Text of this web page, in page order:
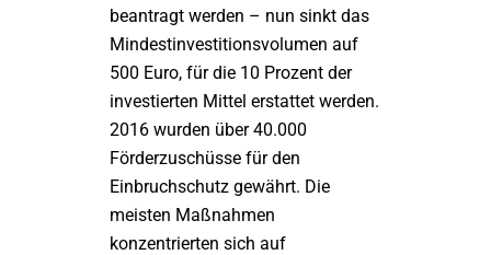
beantragt werden – nun sinkt das
Mindestinvestitionsvolumen auf
500 Euro, für die 10 Prozent der
investierten Mittel erstattet werden.
2016 wurden über 40.000
Förderzuschüsse für den
Einbruchschutz gewährt. Die
meisten Maßnahmen
konzentrierten sich auf